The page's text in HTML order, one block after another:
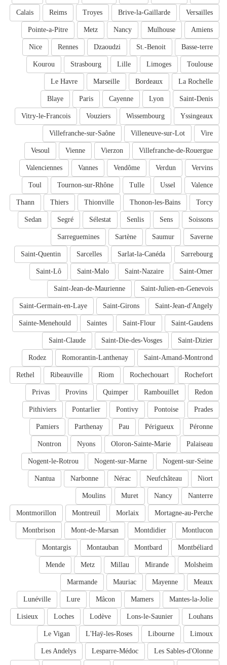
Versailles
Brive-la-Gaillarde
Troyes
Reims
Calais
Amiens
Mulhouse
Nancy
Metz
Pointe-a-Pitre
Basse-terre
St.-Benoit
Dzaoudzi
Rennes
Nice
Toulouse
Limoges
Lille
Strasbourg
Kourou
La Rochelle
Bordeaux
Marseille
Le Havre
Saint-Denis
Lyon
Cayenne
Paris
Blaye
Yssingeaux
Wissembourg
Vouziers
Vitry-le-Francois
Vire
Villeneuve-sur-Lot
Villefranche-sur-Saône
Villefranche-de-Rouergue
Vierzon
Vienne
Vesoul
Vervins
Verdun
Vendôme
Vannes
Valenciennes
Valence
Ussel
Tulle
Tournon-sur-Rhône
Toul
Torcy
Thonon-les-Bains
Thionville
Thiers
Thann
Soissons
Sens
Senlis
Sélestat
Segré
Sedan
Saverne
Saumur
Sartène
Sarreguemines
Sarrebourg
Sarlat-la-Canéda
Sarcelles
Saint-Quentin
Saint-Omer
Saint-Nazaire
Saint-Malo
Saint-Lô
Saint-Julien-en-Genevois
Saint-Jean-de-Maurienne
Saint-Jean-d'Angely
Saint-Girons
Saint-Germain-en-Laye
Saint-Gaudens
Saint-Flour
Saintes
Sainte-Menehould
Saint-Dizier
Saint-Die-des-Vosges
Saint-Claude
Saint-Amand-Montrond
Romorantin-Lanthenay
Rodez
Rochefort
Rochechouart
Riom
Ribeauville
Rethel
Redon
Rambouillet
Quimper
Provins
Privas
Prades
Pontoise
Pontivy
Pontarlier
Pithiviers
Péronne
Périgueux
Pau
Parthenay
Pamiers
Palaiseau
Oloron-Sainte-Marie
Nyons
Nontron
Nogent-sur-Seine
Nogent-sur-Marne
Nogent-le-Rotrou
Niort
Neufchâteau
Nérac
Narbonne
Nantua
Nanterre
Nancy
Muret
Moulins
Mortagne-au-Perche
Morlaix
Montreuil
Montmorillon
Montlucon
Montdidier
Mont-de-Marsan
Montbrison
Montbéliard
Montbard
Montauban
Montargis
Molsheim
Mirande
Millau
Metz
Mende
Meaux
Mayenne
Mauriac
Marmande
Mantes-la-Jolie
Mamers
Mâcon
Lure
Lunéville
Louhans
Lons-le-Saunier
Lodève
Loches
Lisieux
Limoux
Libourne
L'Haÿ-les-Roses
Le Vigan
Les Sables-d'Olonne
Lesparre-Médoc
Les Andelys